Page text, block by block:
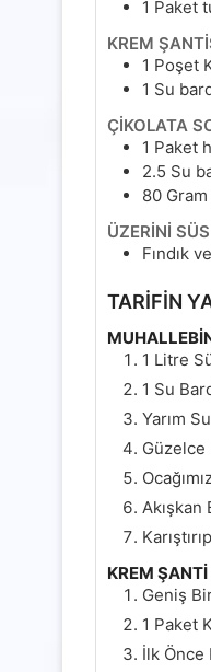
1 Paket
KREM
1 Poşet
1 Su
ÇİKOLATA
1 Paket
2.5 Su
80 Gram
ÜZERİNİ
Fındık
TARİFİN
1 Litre
1 Su
Yarım
Güzelce
Akışkan
KREM
Geniş
1 Paket
İlk Önce